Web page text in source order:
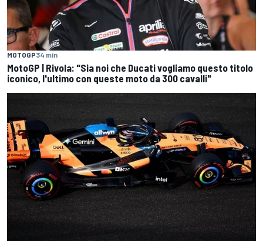
MOTOGP34 min
MotoGP | Rivola: "Sia noi che Ducati vogliamo questo titolo
iconico, l'ultimo con queste moto da 300 cavalli"